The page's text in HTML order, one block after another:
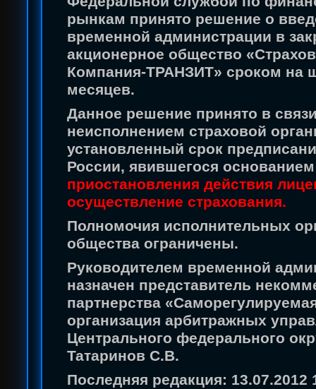
рынкам принято решение о
временной администрации в
акционерное общество
Компания-ТРАНЗИТ» сроком на
месяцев.
Данное решение принято в
неисполнением страховой
установленный срок
России, явившегося
приостановления действия
осуществление страхования.
Полномочия исполнительных
общества ограничены.
Руководителем временной
назначен представитель
партнерства
организация арбитражных
Центрального федерального
Татаринов С.В.
Последняя редакция: 13.07.2012